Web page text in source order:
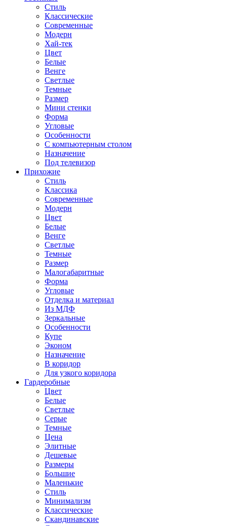
Стиль
Классические
Современные
Модерн
Хай-тек
Цвет
Белые
Венге
Светлые
Темные
Размер
Мини стенки
Форма
Угловые
Особенности
С компьютерным столом
Назначение
Под телевизор
Прихожие
Стиль
Классика
Современные
Модерн
Цвет
Белые
Венге
Светлые
Темные
Размер
Малогабаритные
Форма
Угловые
Отделка и материал
Из МДФ
Зеркальные
Особенности
Купе
Эконом
Назначение
В коридор
Для узкого коридора
Гардеробные
Цвет
Белые
Светлые
Серые
Темные
Цена
Элитные
Дешевые
Размеры
Большие
Маленькие
Стиль
Минимализм
Классические
Скандинавские